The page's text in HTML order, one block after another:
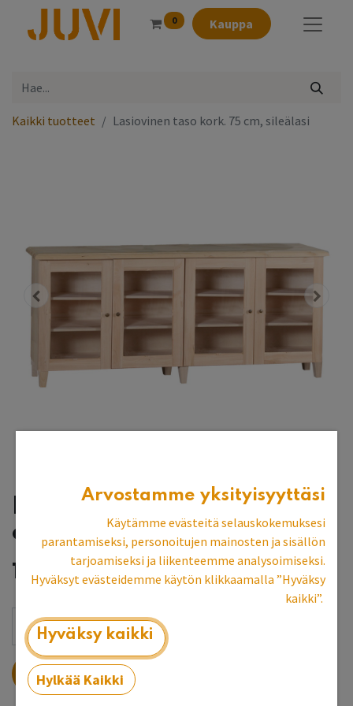
0 Kauppa
Kaikki tuotteet Lasiovinen taso kork. 75 cm, sileälasi
Lasiovinen taso kork. 75
cm, sileälasi
1 266,93€
LISÄÄ OSTOSKORIIN
Arvostamme yksityisyyttäsi
Käytämme evästeitä selauskokemuksesi
parantamiseksi, personoitujen mainosten ja sisällön
tarjoamiseksi ja liikenteemme analysoimiseksi.
Hyväksyt evästeidemme käytön klikkaamalla ”Hyväksy
kaikki”.
Hyväksy kaikki
Hylkää Kaikki